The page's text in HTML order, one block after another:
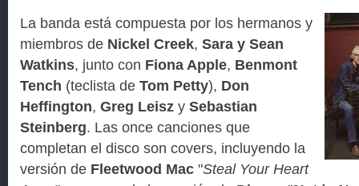
La banda está compuesta por los hermanos y
miembros de Nickel Creek, Sara y Sean
Watkins, junto con Fiona Apple, Benmont
Tench (teclista de Tom Petty), Don
Heffington, Greg Leisz y Sebastian
Steinberg. Las once canciones que
completan el disco son covers, incluyendo la
versión de Fleetwood Mac "Steal Your Heart